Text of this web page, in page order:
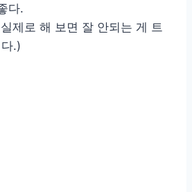
다.
제로 해 보면 잘 안되는 게 트
.)